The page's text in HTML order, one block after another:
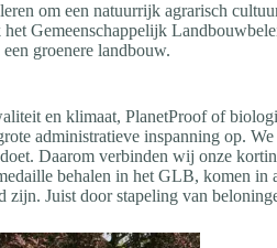
om een natuurrijk agrarisch
Gemeenschappelijk
groenere landbouw.
en klimaat, PlanetProof of
administratieve inspanning op.
Daarom verbinden wij onze
behalen in het GLB, komen
Juist door stapeling van